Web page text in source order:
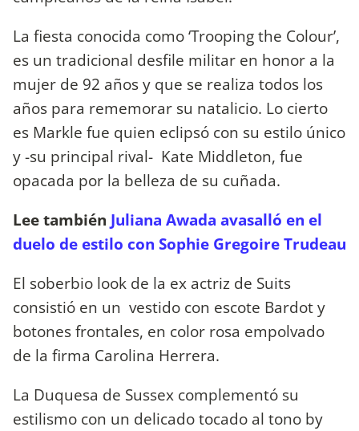
La fiesta conocida como ‘Trooping the Colour’,
es un tradicional desfile militar en honor a la
mujer de 92 años y que se realiza todos los
años para rememorar su natalicio. Lo cierto
es Markle fue quien eclipsó con su estilo único
y -su principal rival- Kate Middleton, fue
opacada por la belleza de su cuñada.
Lee también Juliana Awada avasalló en el
duelo de estilo con Sophie Gregoire Trudeau
El soberbio look de la ex actriz de Suits
consistió en un vestido con escote Bardot y
botones frontales, en color rosa empolvado
de la firma Carolina Herrera.
La Duquesa de Sussex complementó su
estilismo con un delicado tocado al tono by